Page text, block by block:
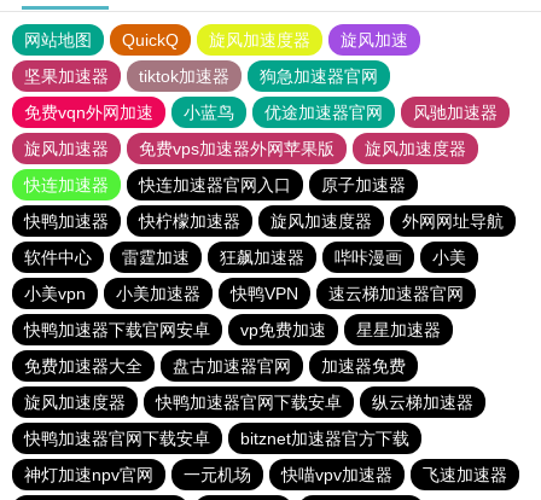
网站地图 QuickQ 旋风加速度器
旋风加速
坚果加速器
tiktok加速器
狗急加速器官网
免费vqn外网加速
小蓝鸟 优途加速器官网
风驰加速器
旋风加速器
免费vps加速器外网苹果版
旋风加速度器
快连加速器
快连加速器官网入口
原子加速器
快鸭加速器
快柠檬加速器 旋风加速度器
外网网址导航
软件中心
雷霆加速 狂飙加速器 哔咔漫画
小美
小美vpn
小美加速器 快鸭VPN
速云梯加速器官网
快鸭加速器下载官网安卓
vp免费加速
星星加速器
免费加速器大全
盘古加速器官网
加速器免费
旋风加速度器
快鸭加速器官网下载安卓
纵云梯加速器
快鸭加速器官网下载安卓
bitznet加速器官方下载
神灯加速npv官网
一元机场 快喵vpv加速器
飞速加速器